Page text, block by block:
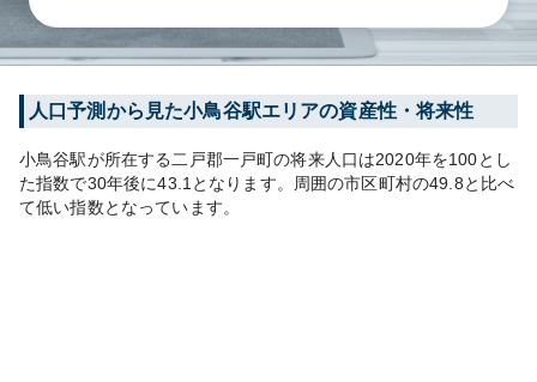
人口予測から見た小鳥谷駅エリアの資産性・将来性
小鳥谷駅が所在する 二戸郡一戸町の将来人口は2020年を100とし
た指数で30年後に43.1 となります。 周囲の市区町村の49.8と比べ
て低い指数となっています。